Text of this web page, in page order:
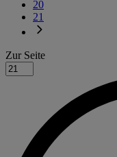
20
21
Zur Seite